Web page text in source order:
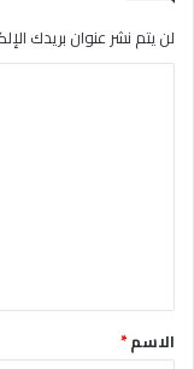
لن يتم نشر عنوان بريدك
*الاسم*